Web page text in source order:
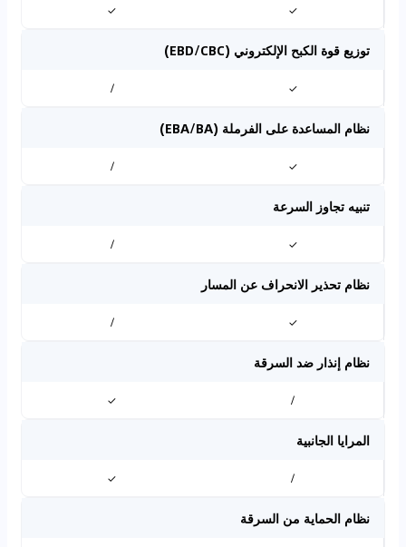
✓
✓
توزيع قوة الكبح الإلكتروني (EBD/CBC)
✓
/
نظام المساعدة على الفرملة (EBA/BA)
✓
/
تنبيه تجاوز السرعة
✓
/
نظام تحذير الانحراف عن المسار
✓
/
نظام إنذار ضد السرقة
/
✓
المرايا الجانبية
/
✓
نظام الحماية من السرقة